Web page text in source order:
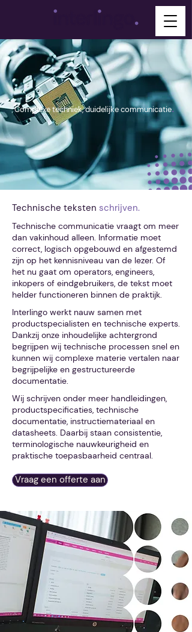
Complexe techniek, duidelijke communicatie.
Technische teksten schrijven.
Technische communicatie vraagt om meer
dan vakinhoud alleen. Informatie moet
correct, logisch opgebouwd en afgestemd
zijn op het kennisniveau van de lezer. Of
het nu gaat om operators, engineers,
inkopers of eindgebruikers, de tekst moet
helder functioneren binnen de praktijk.
Interlingo werkt nauw samen met
productspecialisten en technische experts.
Dankzij onze inhoudelijke achtergrond
begrijpen wij technische processen snel en
kunnen wij complexe materie vertalen naar
begrijpelijke en gestructureerde
documentatie.
Wij schrijven onder meer handleidingen,
productspecificaties, technische
documentatie, instructiemateriaal en
datasheets. Daarbij staan consistentie,
terminologische nauwkeurigheid en
praktische toepasbaarheid centraal.
Vraag een offerte aan